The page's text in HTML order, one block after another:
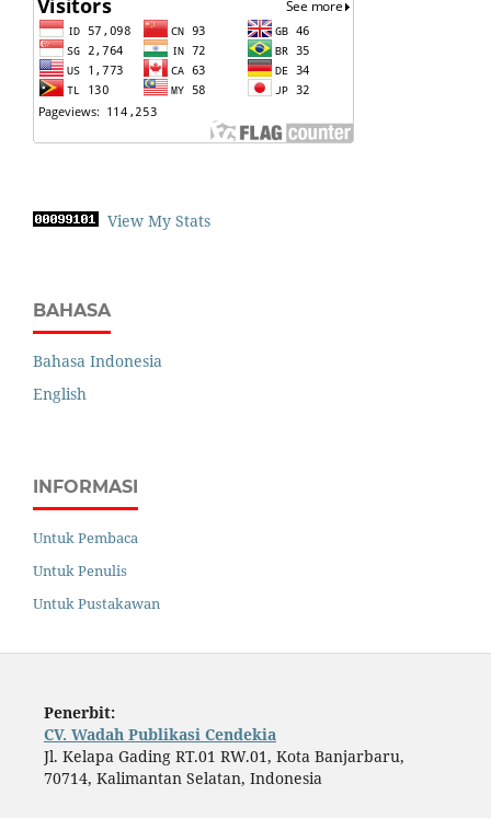
View My Stats
BAHASA
Bahasa Indonesia
English
INFORMASI
Untuk Pembaca
Untuk Penulis
Untuk Pustakawan
Penerbit:
CV. Wadah Publikasi Cendekia
Jl. Kelapa Gading RT.01 RW.01, Kota Banjarbaru,
70714, Kalimantan Selatan, Indonesia